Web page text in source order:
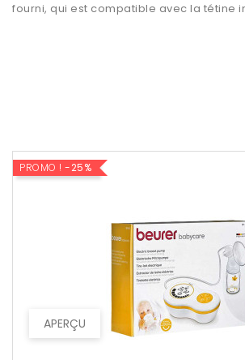
fourni, qui est compatible avec la tétine
APERÇU
PROMO ! -25%